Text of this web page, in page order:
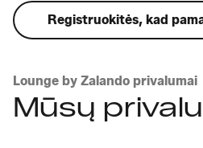
Registruokitės, kad
Lounge by Zalando privalumai
Mūsų